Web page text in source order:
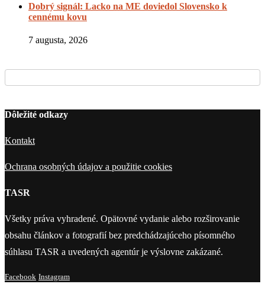
Dobrý signál: Lacko na ME doviedol Slovensko k
cennému kovu
7 augusta, 2026
Dôležité odkazy
Kontakt
Ochrana osobných údajov a použitie cookies
TASR
Všetky práva vyhradené. Opätovné vydanie alebo rozširovanie
obsahu článkov a fotografií bez predchádzajúceho písomného
súhlasu TASR a uvedených agentúr je výslovne zakázané.
Facebook Instagram